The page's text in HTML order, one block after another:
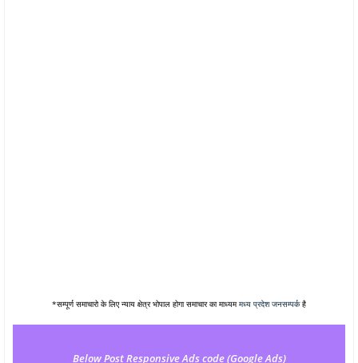
*सम्पूर्ण समाचारो के लिए न्याय क्षेत्र भोपाल होगा समाचार का माध्यममध्य प्रदेश जनसम्पर्कहै
Below Post Responsive Ads code (Google Ads)